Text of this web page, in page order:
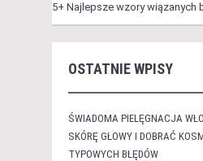
5+ Najlepsze wzory wiązanych
OSTATNIE WPISY
ŚWIADOMA PIELĘGNACJA
SKÓRĘ GŁOWY I DOBRAĆ
TYPOWYCH BŁĘDÓW